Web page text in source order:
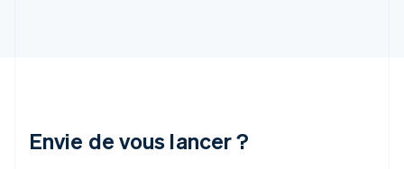
Envie de vous lancer ?
日本語 English